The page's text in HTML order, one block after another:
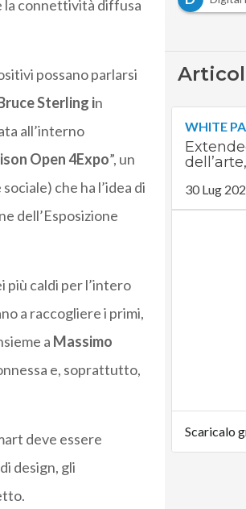
la connettività diffusa
possano parlarsi
Sterling in
all’interno
Open 4Expo”, un
che ha l’idea di
dell’Esposizione
più caldi per l’intero
a raccogliere i primi,
a Massimo
e, soprattutto,
deve essere
design, gli
WHITE
30 Lug
Scaricalo